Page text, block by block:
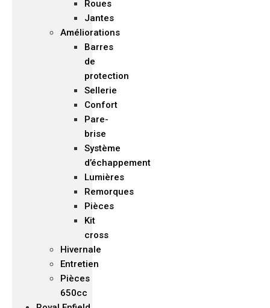
Roues
Jantes
Améliorations
Barres
de
protection
Sellerie
Confort
Pare-
brise
Système
d’échappement
Lumières
Remorques
Pièces
Kit
cross
Hivernale
Entretien
Pièces
650cc